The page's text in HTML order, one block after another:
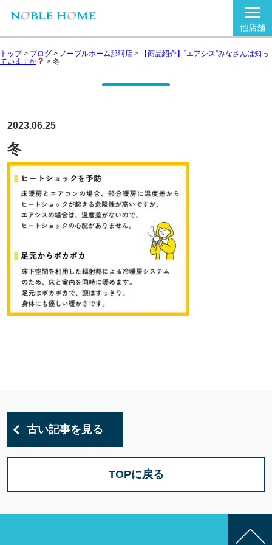
他店舗
トップ> ブログ > ノーブルホーム那珂店 >
【商品紹介】”エアシス”みなさんは知っ
ていますか
> 冬
2023.06.25
冬
古い記事を見る
TOPに戻る